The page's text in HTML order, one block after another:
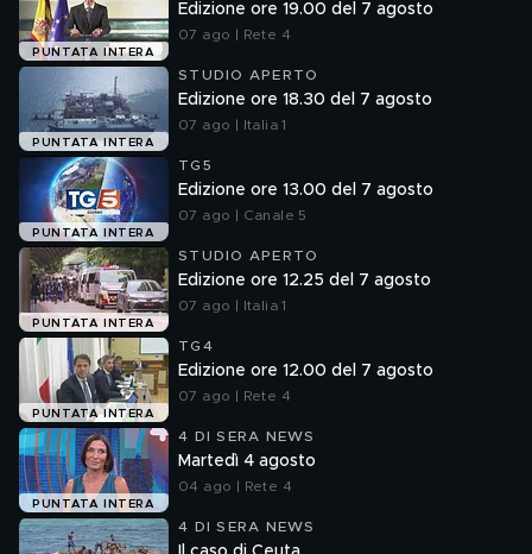
PUNTATA INTERA
Edizione ore 19.00 del 7 agosto
07 ago | Rete 4
PUNTATA INTERA
STUDIO APERTO
Edizione ore 18.30 del 7 agosto
07 ago | Italia 1
PUNTATA INTERA
TG5
Edizione ore 13.00 del 7 agosto
07 ago | Canale 5
PUNTATA INTERA
STUDIO APERTO
Edizione ore 12.25 del 7 agosto
07 ago | Italia 1
PUNTATA INTERA
TG4
Edizione ore 12.00 del 7 agosto
07 ago | Rete 4
PUNTATA INTERA
4 DI SERA NEWS
Martedì 4 agosto
04 ago | Rete 4
4 DI SERA NEWS